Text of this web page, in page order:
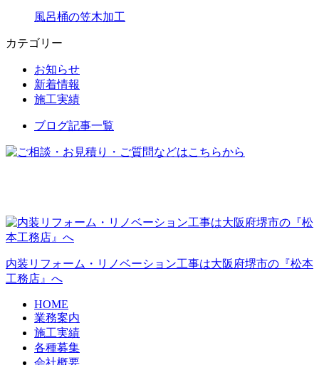
風呂桶の笠木加工
カテゴリー
お知らせ
新着情報
施工実績
ブログ記事一覧
内装リフォーム・リノベーション工事は大阪府堺市の『松本
工務店』へ
HOME
業務案内
施工実績
各種募集